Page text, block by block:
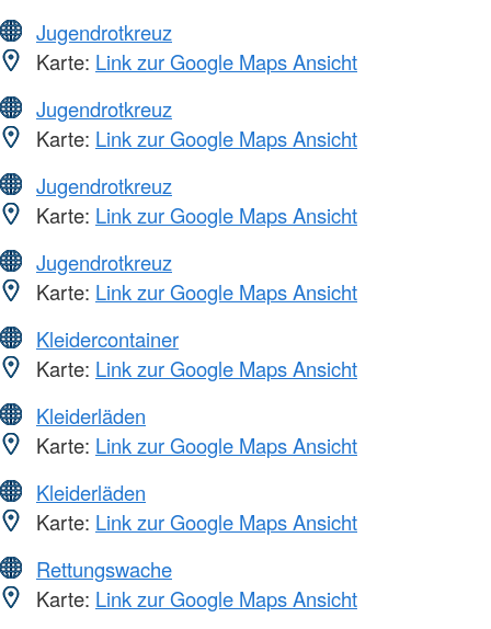
Jugendrotkreuz
Karte: Link zur Google Maps Ansicht
Jugendrotkreuz
Karte: Link zur Google Maps Ansicht
Jugendrotkreuz
Karte: Link zur Google Maps Ansicht
Jugendrotkreuz
Karte: Link zur Google Maps Ansicht
Kleidercontainer
Karte: Link zur Google Maps Ansicht
Kleiderläden
Karte: Link zur Google Maps Ansicht
Kleiderläden
Karte: Link zur Google Maps Ansicht
Rettungswache
Karte: Link zur Google Maps Ansicht